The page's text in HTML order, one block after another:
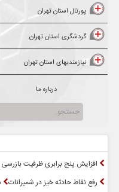
پورتال استان تهران
گردشگری استان تهران
نیازمندیهای استان تهران
درباره ما
افزایش پنج برابری ظرفیت بازرسی
رفع نقاط حادثه خیز در شمیرانات